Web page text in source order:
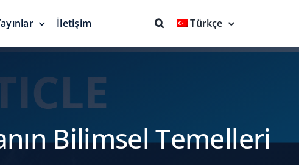
Tavanlar ve
Yangın Söndürme
İletişim Türkçe
Bilimsel Temelleri